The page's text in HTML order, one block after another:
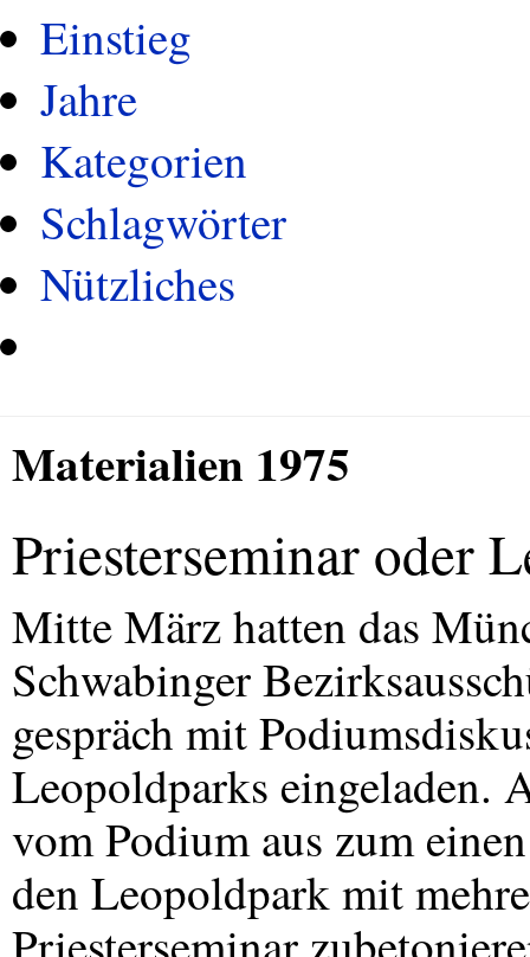
Einstieg
Jahre
Kategorien
Schlagwörter
Nützliches
Materialien 1975
Priesterseminar oder
Mitte März hatten das
Schwabinger
gespräch mit
Leopoldparks eingeladen.
vom Podium aus zum
den Leopoldpark mit